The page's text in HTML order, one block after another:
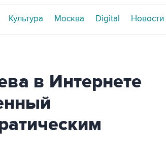
Культура Москва Digital Новости
в Интернете